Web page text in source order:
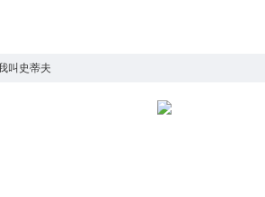
叫史蒂夫